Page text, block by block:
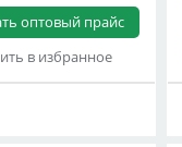
оптовый прайс
в избранное